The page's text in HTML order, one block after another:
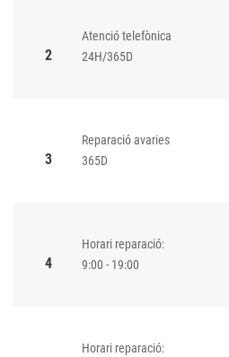
2
Atenció telefònica
24H/365D
3
Reparació avaries
365D
4
Horari reparació:
9:00 - 19:00
Horari reparació: